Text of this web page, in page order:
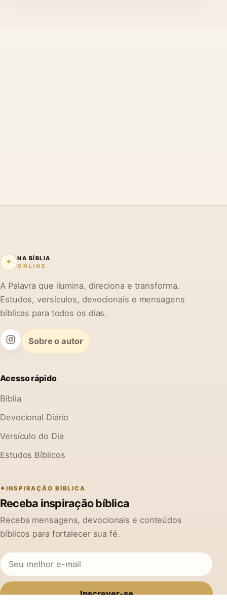
✦
NA BÍBLIA
ONLINE
A Palavra que ilumina, direciona e transforma.
Estudos, versículos, devocionais e mensagens
bíblicas para todos os dias.
Sobre o autor
Acesso rápido
Bíblia
Devocional Diário
Versículo do Dia
Estudos Bíblicos
INSPIRAÇÃO BÍBLICA
Receba inspiração bíblica
Receba mensagens, devocionais e conteúdos
bíblicos para fortalecer sua fé.
Inscrever-se